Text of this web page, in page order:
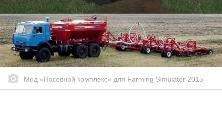
Мод «Посевной комплекс» для Farming Simulator 2015